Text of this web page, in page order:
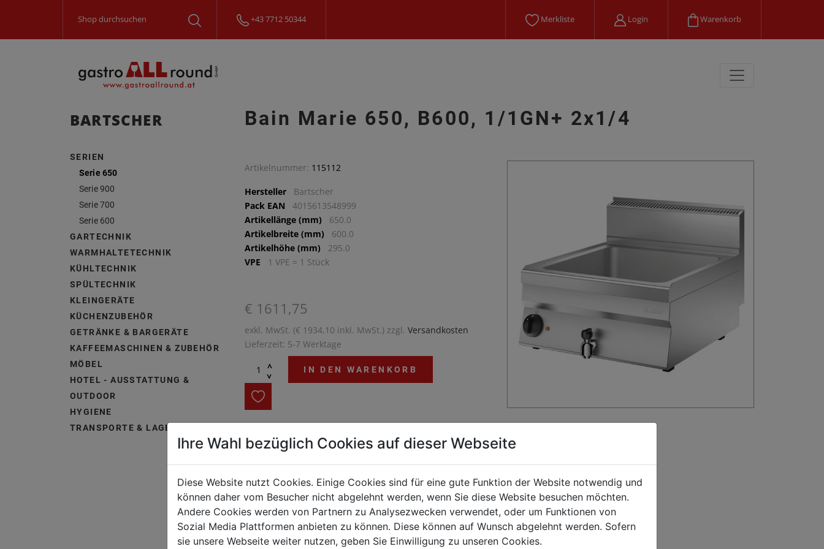
+43 7712 50344 Merkliste Login Warenkorb
BARTSCHER
SERIEN
Serie 650
Serie 900
Serie 700
Serie 600
GARTECHNIK
WARMHALTETECHNIK
KÜHLTECHNIK
SPÜLTECHNIK
KLEINGERÄTE
KÜCHENZUBEHÖR
GETRÄNKE & BARGERÄTE
KAFFEEMASCHINEN & ZUBEHÖR
MÖBEL
HOTEL - AUSSTATTUNG &
OUTDOOR
HYGIENE
TRANSPORTE & LAGERUNG
Bain Marie 650, B600, 1/1GN+ 2x1/4
Artikelnummer: 115112
Hersteller
Bartscher
Pack EAN
4015613548999
Artikellänge (mm)
650.0
Artikelbreite (mm)
600.0
Artikelhöhe (mm)
295.0
VPE
1 VPE = 1 Stück
€ 1611,75
exkl. MwSt. (€ 1934,10 inkl. MwSt.) zzgl. Versandkosten
Lieferzeit: 5-7 Werktage
^
^
IN DEN WARENKORB
Serie 650 - Eine Kochserie für die Profi-Küche. Sie zeichnet
sich aus durch optimale Energieausnutzung,
Reinigungsfreundlichkeit. Durch die Modulbauweise ist sie
leicht kombinierbar und variabel in der Anordnung. Der
Geräteaufbau ist komplett aus Chromnickelstahl 18/10.
Ihre Wahl bezüglich Cookies auf dieser Webseite
Diese Website nutzt Cookies. Einige Cookies sind für eine gute Funktion der Website notwendig und
können daher vom Besucher nicht abgelehnt werden, wenn Sie diese Website besuchen möchten.
Andere Cookies werden von Partnern zu Analysezwecken verwendet, oder um Funktionen von
Sozial Media Plattformen anbieten zu können. Diese können auf Wunsch abgelehnt werden. Sofern
sie unsere Webseite weiter nutzen, geben Sie Einwilligung zu unseren Cookies.